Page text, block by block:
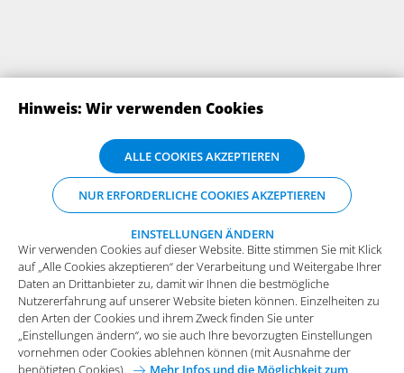
ABONNIEREN SIE UNSERE NEWSLETTER
Impressum Datenschutz
Wir verwenden Cookies auf dieser Website. Bitte stimmen Sie mit Klick
auf „Alle Cookies akzeptieren“ der Verarbeitung und Weitergabe Ihrer
Daten an Drittanbieter zu, damit wir Ihnen die bestmögliche
Nutzererfahrung auf unserer Website bieten können. Einzelheiten zu
den Arten der Cookies und ihrem Zweck finden Sie unter
„Einstellungen ändern“, wo sie auch Ihre bevorzugten Einstellungen
vornehmen oder Cookies ablehnen können (mit Ausnahme der
benötigten Cookies).
Mehr Infos und die Möglichkeit zum
Hinweis: Wir verwenden Cookies
ALLE COOKIES AKZEPTIEREN
NUR ERFORDERLICHE COOKIES AKZEPTIEREN
EINSTELLUNGEN ÄNDERN
Wir verwenden Cookies auf dieser Website. Bitte stimmen Sie mit Klick
auf „Alle Cookies akzeptieren“ der Verarbeitung und Weitergabe Ihrer
Daten an Drittanbieter zu, damit wir Ihnen die bestmögliche
Nutzererfahrung auf unserer Website bieten können. Einzelheiten zu
den Arten der Cookies und ihrem Zweck finden Sie unter
„Einstellungen ändern“, wo sie auch Ihre bevorzugten Einstellungen
vornehmen oder Cookies ablehnen können (mit Ausnahme der
benötigten Cookies).
Mehr Infos und die Möglichkeit zum
Widerspruch.
Funktionale Cookies
Diese Cookies sind essenziell wichtig für die einwandfreie
Funktion der Website.